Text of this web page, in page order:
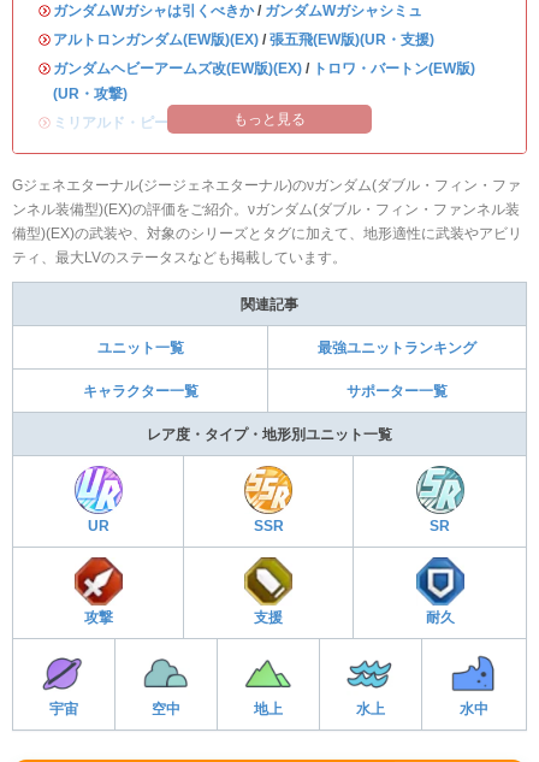
・ ガンダムWガシャは引くべきか/ ガンダムWガシャシミュ
・ アルトロンガンダム(EW版)(EX) / 張五飛(EW版)(UR・支援)
・ ガンダムヘビーアームズ改(EW版)(EX) / トロワ・バートン(EW版)
(UR・攻撃)
・ ミリアルド・ピースクラフト&リーブラ
もっと見る
Gジェネエターナル(ジージェネエターナル)のνガンダム(ダブル・フィン・ファ
ンネル装備型)(EX)の評価をご紹介。νガンダム(ダブル・フィン・ファンネル装
備型)(EX)の武装や、対象のシリーズとタグに加えて、地形適性に武装やアビリ
ティ、最大LVのステータスなども掲載しています。
関連記事
ユニット一覧 最強ユニットランキング
キャラクター一覧 サポーター一覧
レア度・タイプ・地形別ユニット一覧
UR SSR SR
攻撃 支援 耐久
宇宙 空中 地上 水上 水中